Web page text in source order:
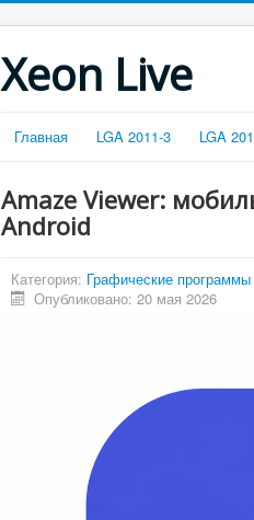
Xeon Live
Главная LGA 2011-3 LGA
Amaze Viewer:
Android
Категория: Графические программы
Опубликовано: 20 мая 2026